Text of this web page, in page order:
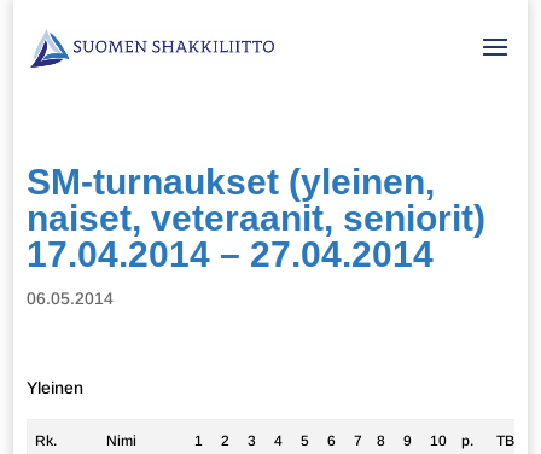
SM-turnaukset (yleinen,
naiset, veteraanit, seniorit)
17.04.2014 – 27.04.2014
06.05.2014
Yleinen
Rk. Nimi 1 2 3 4 5 6 7 8 9 10 p. TB1